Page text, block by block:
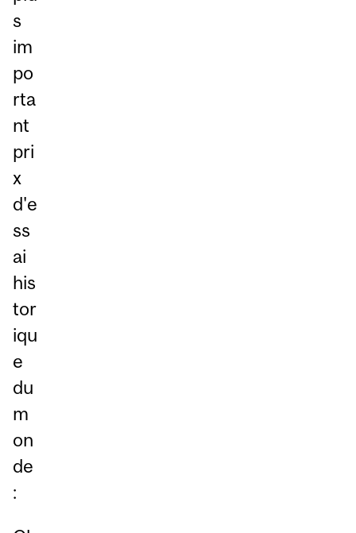
s
im
po
rta
nt
pri
x
d'e
ss
ai
his
tor
iqu
e
du
m
on
de
: